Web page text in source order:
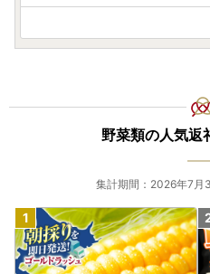
野菜類の人気返
集計期間：2026年7月